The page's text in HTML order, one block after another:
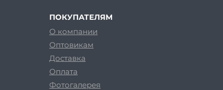
ПОКУПАТЕЛЯМ
О компании
Оптовикам
Доставка
Оплата
Фотогалерея